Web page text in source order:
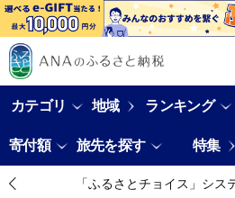
カテゴリ 地域 ランキング
寄付額 旅先を探す 特集
「ふるさとチョイス」シス